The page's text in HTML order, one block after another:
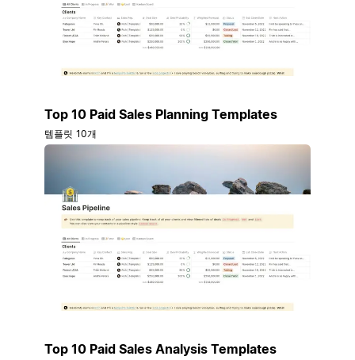
Top 10 Paid Sales Planning Templates
템플릿 10개
Top 10 Paid Sales Analysis Templates